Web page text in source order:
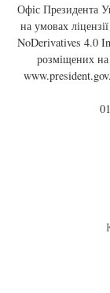
Офіс Президента
на умовах ліцензії
NoDerivatives 4.0
розміщених на